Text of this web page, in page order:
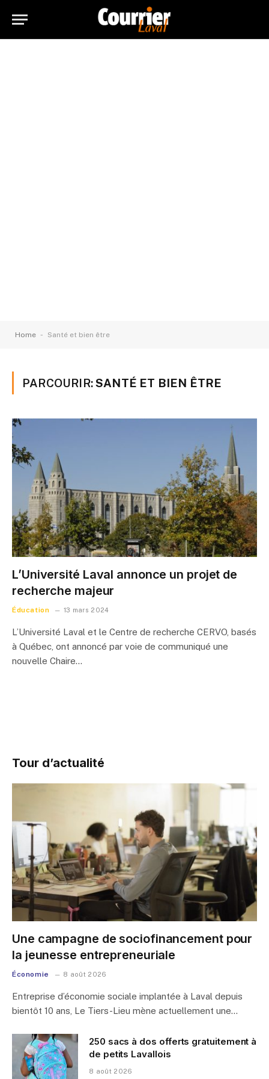
Home - Santé et bien être
PARCOURIR:SANTÉ ET BIEN ÊTRE
L’Université Laval annonce un projet de
recherche majeur
Éducation 13 mars 2024
L’Université Laval et le Centre de recherche CERVO, basés
à Québec, ont annoncé par voie de communiqué une
nouvelle Chaire…
Tour d’actualité
Une campagne de sociofinancement pour
la jeunesse entrepreneuriale
Économie 8 août 2026
Entreprise d’économie sociale implantée à Laval depuis
bientôt 10 ans, Le Tiers-Lieu mène actuellement une…
250 sacs à dos offerts gratuitement à
de petits Lavallois
8 août 2026